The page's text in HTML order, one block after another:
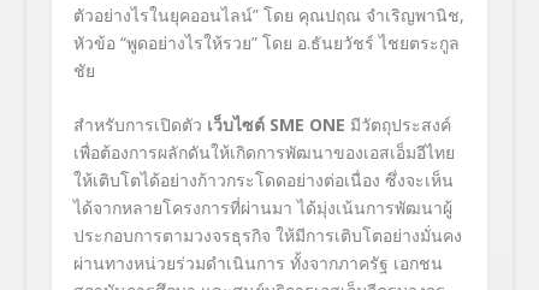
ตัวอย่างไรในยุคออนไลน์” โดย คุณปฤณ จำเริญพานิช,
หัวข้อ “พูดอย่างไรให้รวย” โดย อ.ธันยวัชร์ ไชยตระกูล
ชัย
สำหรับการเปิดตัว เว็บไซต์ SME ONE มีวัตถุประสงค์
เพื่อต้องการผลักดันให้เกิดการพัฒนาของเอสเอ็มอีไทย
ให้เติบโตได้อย่างก้าวกระโดดอย่างต่อเนื่อง ซึ่งจะเห็น
ได้จากหลายโครงการที่ผ่านมา ได้มุ่งเน้นการพัฒนาผู้
ประกอบการตามวงจรธุรกิจ ให้มีการเติบโตอย่างมั่นคง
ผ่านทางหน่วยร่วมดำเนินการ ทั้งจากภาครัฐ เอกชน